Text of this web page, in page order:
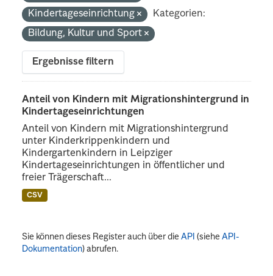
Kindertageseinrichtung
Kategorien:
Bildung, Kultur und Sport
Ergebnisse filtern
Anteil von Kindern mit Migrationshintergrund in
Kindertageseinrichtungen
Anteil von Kindern mit Migrationshintergrund
unter Kinderkrippenkindern und
Kindergartenkindern in Leipziger
Kindertageseinrichtungen in öffentlicher und
freier Trägerschaft...
CSV
Sie können dieses Register auch über dieAPI (sieheAPI-
Dokumentation) abrufen.